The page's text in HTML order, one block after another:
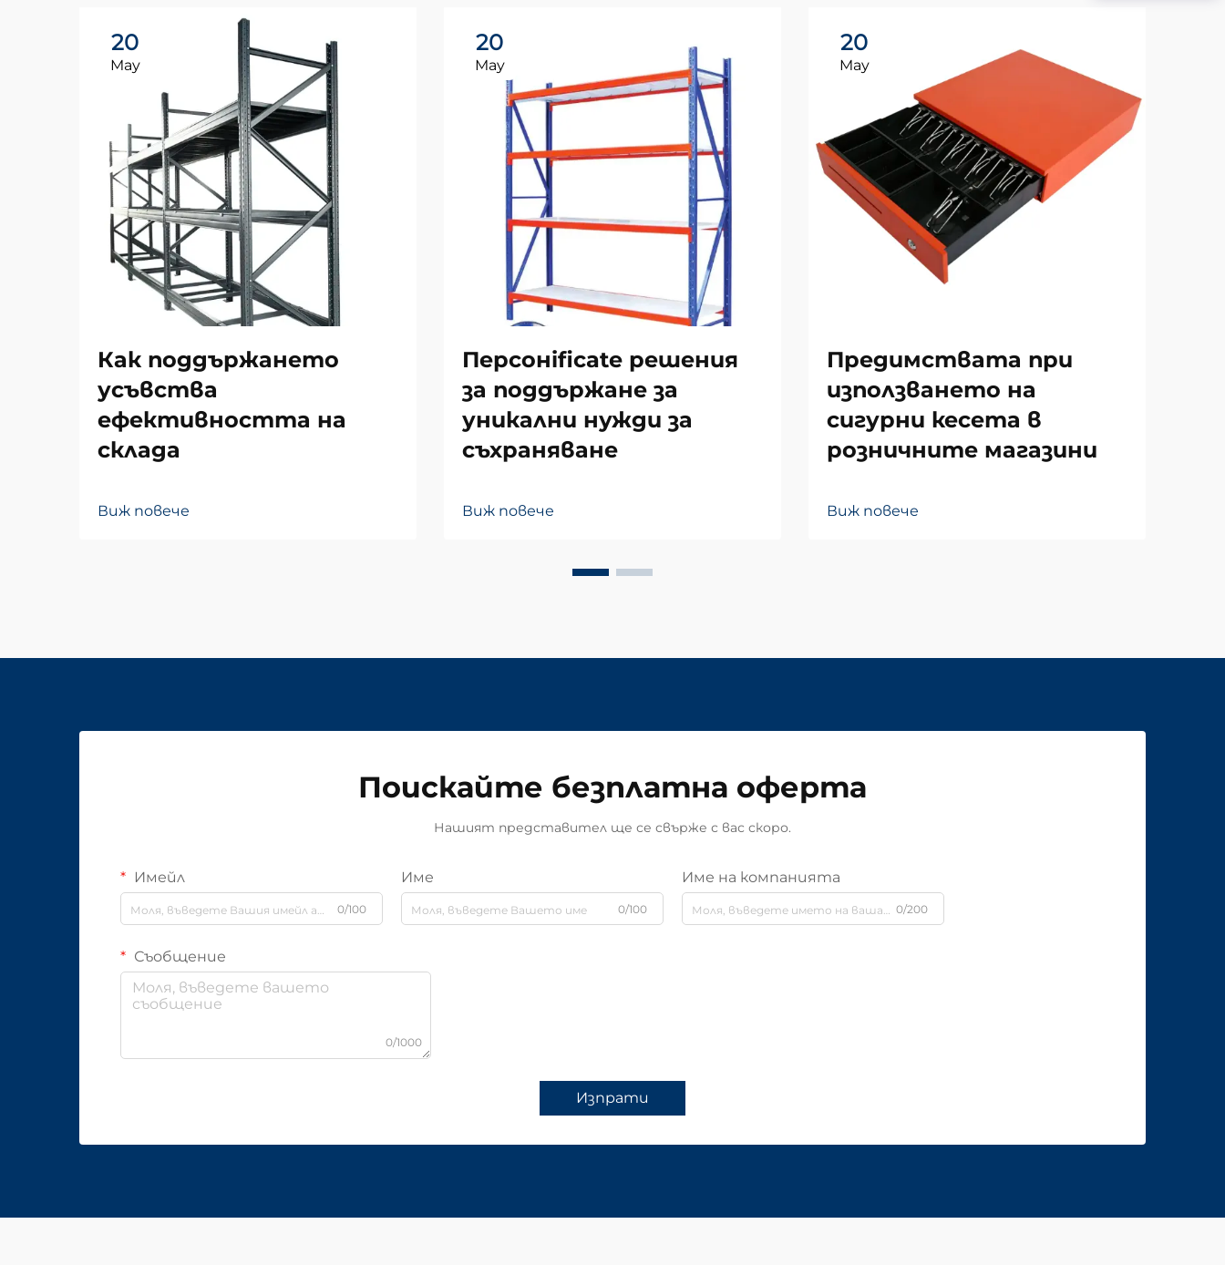
20
May
Как поддържането
усъвства
ефективността на
склада
Виж повече
20
May
Персонificate решения
за поддържане за
уникални нужди за
съхраняване
Виж повече
20
May
Предимствата при
използването на
сигурни кесета в
розничните магазини
Виж повече
Поискайте безплатна оферта
Нашият представител ще се свърже с вас скоро.
Имейл
0/100
Име
0/100
Име на компанията
0/200
Съобщение
0/1000
Изпрати